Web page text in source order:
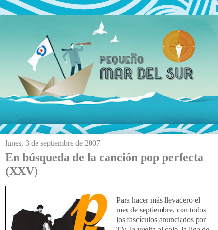
lunes, 3 de septiembre de 2007
En búsqueda de la canción pop perfecta
(XXV)
Para hacer más llevadero el
mes de septiembre, con todos
los fascículos anunciados por